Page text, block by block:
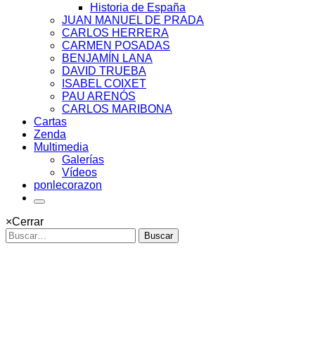
Historia de España
JUAN MANUEL DE PRADA
CARLOS HERRERA
CARMEN POSADAS
BENJAMÍN LANA
DAVID TRUEBA
ISABEL COIXET
PAU ARENÓS
CARLOS MARIBONA
Cartas
Zenda
Multimedia
Galerías
Vídeos
ponlecorazon
×Cerrar
Buscar